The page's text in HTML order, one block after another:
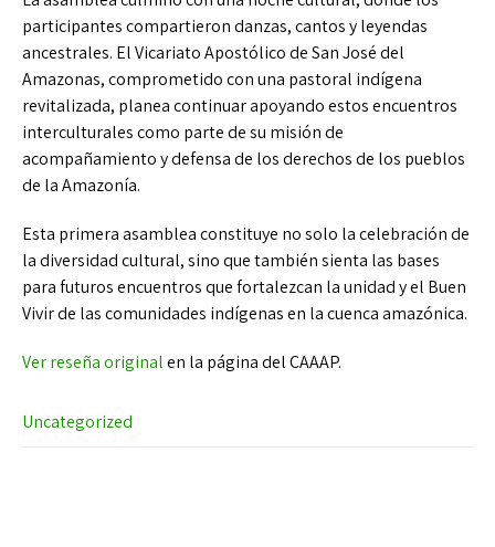
participantes compartieron danzas, cantos y leyendas
ancestrales. El Vicariato Apostólico de San José del
Amazonas, comprometido con una pastoral indígena
revitalizada, planea continuar apoyando estos encuentros
interculturales como parte de su misión de
acompañamiento y defensa de los derechos de los pueblos
de la Amazonía.
Esta primera asamblea constituye no solo la celebración de
la diversidad cultural, sino que también sienta las bases
para futuros encuentros que fortalezcan la unidad y el Buen
Vivir de las comunidades indígenas en la cuenca amazónica.
Ver reseña originalen la página del CAAAP.
Uncategorized